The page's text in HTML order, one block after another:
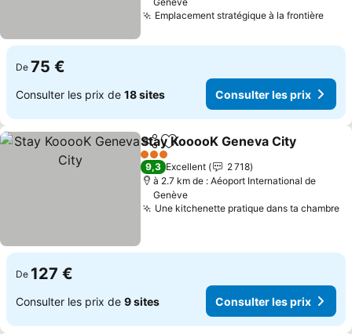
Emplacement stratégique à la frontière
De 75 €
Consulter les prix de 18 sites Consulter les prix
PartagerAjouter à mes favoris
Stay KooooK Geneva City
3 Étoiles
9,3 Excellent
2 718
à 2.7 km de : Aéoport International de
Genève
Une kitchenette pratique dans ta chambre
De 127 €
Consulter les prix de 9 sites Consulter les prix